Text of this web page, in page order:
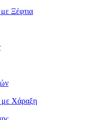
Ξέφτια
με Χάραξη